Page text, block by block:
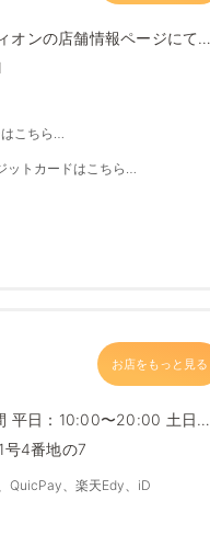
オンの店舗情報ページにて最
こちら
ットカードはこちら
お店をもっと見る
平日：10:00〜20:00 土日祝
号4番地の7
QuicPay、楽天Edy、iD